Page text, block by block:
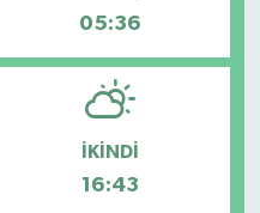
05:36
İKINDI
16:43